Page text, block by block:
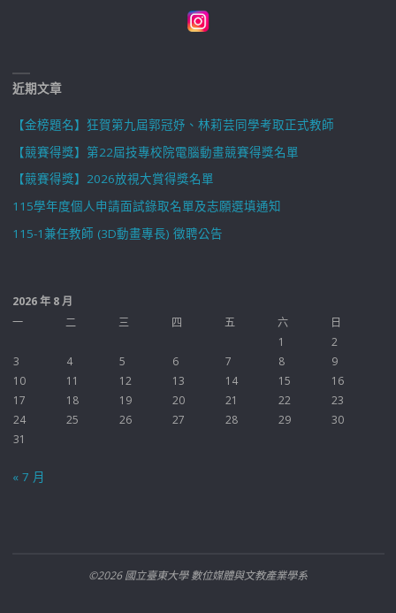
近期文章
【金榜題名】狂賀第九屆郭冠妤、林莉芸同學考取正式教師
【競賽得獎】第22屆技專校院電腦動畫競賽得獎名單
【競賽得獎】2026放視大賞得獎名單
115學年度個人申請面試錄取名單及志願選填通知
115-1兼任教師 (3D動畫專長) 徵聘公告
2026 年 8 月
一
二 三 四 五 六
日
1
2
3
4 5 6 7 8
9
10
11 12 13 14 15
16
17
18 19 20 21 22
23
24
25 26 27 28 29
30
31
« 7 月
©2026 國立臺東大學 數位媒體與文教產業學系